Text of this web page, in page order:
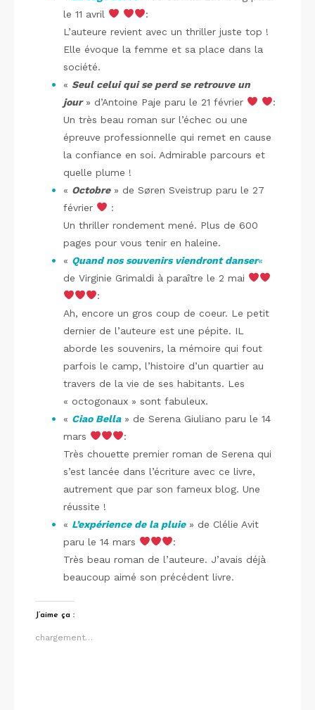
le 11 avril
:
L’auteure revient avec un thriller juste top !
Elle évoque la femme et sa place dans la
société.
« Seul celui qui se perd se retrouve un
jour» d’Antoine Paje paru le 21 février
:
Un très beau roman sur l’échec ou une
épreuve professionnelle qui remet en cause
la confiance en soi. Admirable parcours et
quelle plume !
« Octobre» de Søren Sveistrup paru le 27
février
:
Un thriller rondement mené. Plus de 600
pages pour vous tenir en haleine.
« Quand nos souvenirs viendront danser«
de Virginie Grimaldi à paraître le 2 mai
:
Ah, encore un gros coup de coeur. Le petit
dernier de l’auteure est une pépite. IL
aborde les souvenirs, la mémoire qui fout
parfois le camp, l’histoire d’un quartier au
travers de la vie de ses habitants. Les
« octogonaux » sont fabuleux.
« Ciao Bella» de Serena Giuliano paru le 14
mars
:
Très chouette premier roman de Serena qui
s’est lancée dans l’écriture avec ce livre,
autrement que par son fameux blog. Une
réussite !
« L’expérience de la pluie» de Clélie Avit
paru le 14 mars
:
Très beau roman de l’auteure. J’avais déjà
beaucoup aimé son précédent livre.
J’aime ça :
chargement…